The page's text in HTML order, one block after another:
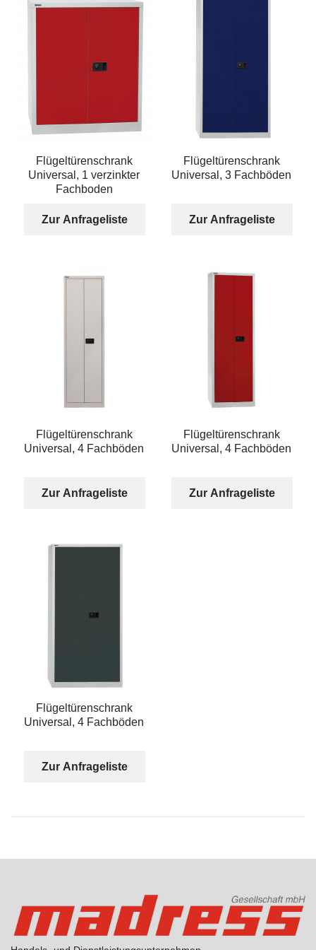
Flügeltürenschrank
Universal, 1 verzinkter
Fachboden
Zur Anfrageliste
Flügeltürenschrank
Universal, 3 Fachböden
Zur Anfrageliste
Flügeltürenschrank
Universal, 4 Fachböden
Zur Anfrageliste
Flügeltürenschrank
Universal, 4 Fachböden
Zur Anfrageliste
Flügeltürenschrank
Universal, 4 Fachböden
Zur Anfrageliste